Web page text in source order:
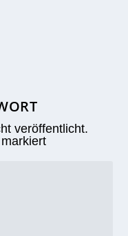
veröffentlicht.
markiert